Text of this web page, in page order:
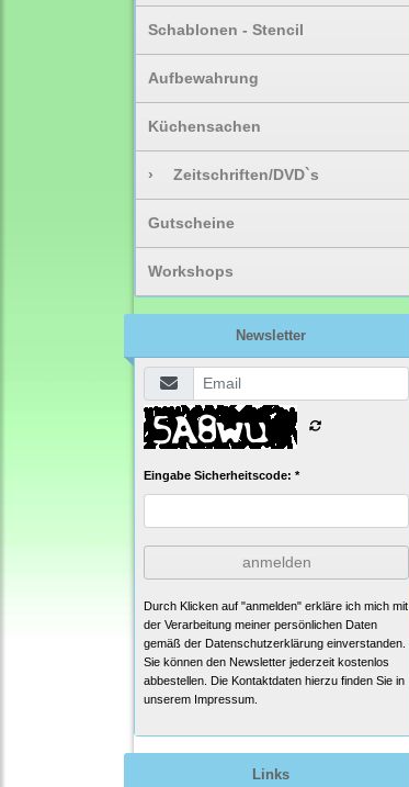
Schablonen - Stencil
Aufbewahrung
Küchensachen
› Zeitschriften/DVD`s
Gutscheine
Workshops
Newsletter
Eingabe Sicherheitscode: *
anmelden
Durch Klicken auf "anmelden" erkläre ich mich mit
der Verarbeitung meiner persönlichen Daten
gemäß der Datenschutzerklärung einverstanden.
Sie können den Newsletter jederzeit kostenlos
abbestellen. Die Kontaktdaten hierzu finden Sie in
unserem Impressum.
Links